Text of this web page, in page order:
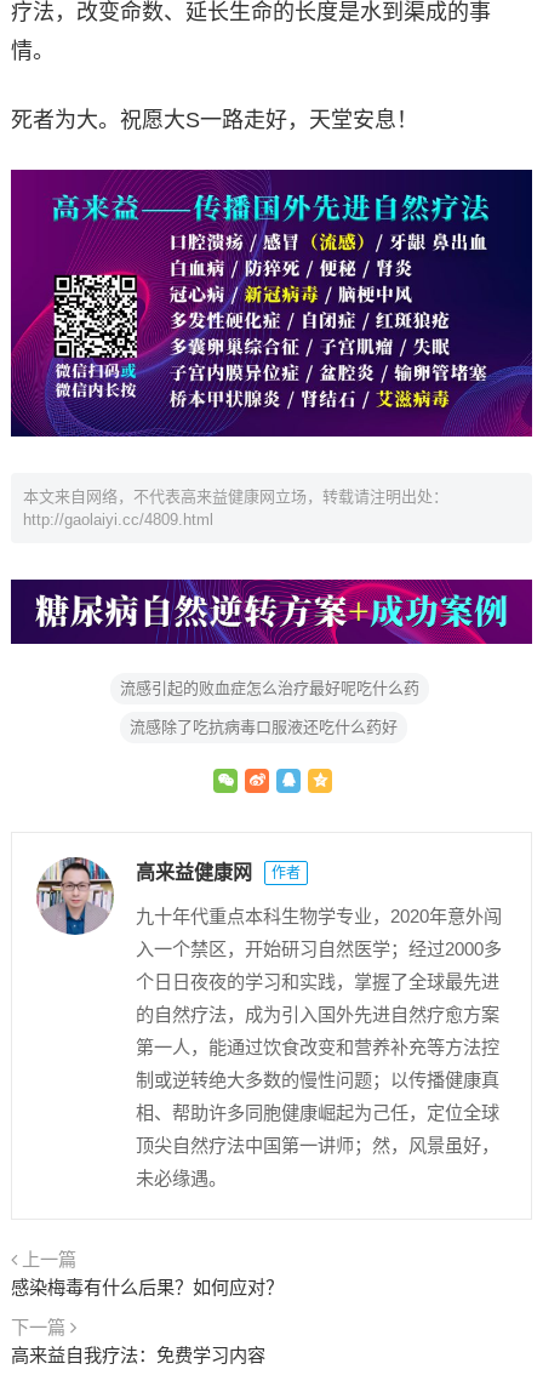
疗法，改变命数、延长生命的长度是水到渠成的事
情。
死者为大。祝愿大S一路走好，天堂安息！
本文来自网络，不代表高来益健康网立场，转载请注明出处：
http://gaolaiyi.cc/4809.html
流感引起的败血症怎么治疗最好呢吃什么药
流感除了吃抗病毒口服液还吃什么药好
高来益健康网 作者
九十年代重点本科生物学专业，2020年意外闯
入一个禁区，开始研习自然医学；经过2000多
个日日夜夜的学习和实践，掌握了全球最先进
的自然疗法，成为引入国外先进自然疗愈方案
第一人，能通过饮食改变和营养补充等方法控
制或逆转绝大多数的慢性问题；以传播健康真
相、帮助许多同胞健康崛起为己任，定位全球
顶尖自然疗法中国第一讲师；然，风景虽好，
未必缘遇。
上一篇
感染梅毒有什么后果？如何应对？
下一篇
高来益自我疗法：免费学习内容